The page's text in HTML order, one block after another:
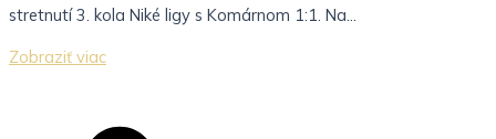
stretnutí 3. kola Niké ligy s Komárnom 1:1. Na...
Zobraziť viac